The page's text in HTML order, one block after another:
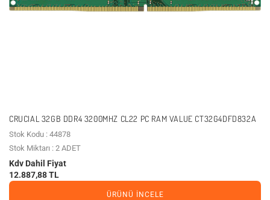
CRUCIAL 32GB DDR4 3200MHZ CL22 PC RAM VALUE CT32G4DFD832A
Stok Kodu : 44878
Stok Miktarı : 2 ADET
Kdv Dahil Fiyat
12.887,88 TL
ÜRÜNÜ İNCELE